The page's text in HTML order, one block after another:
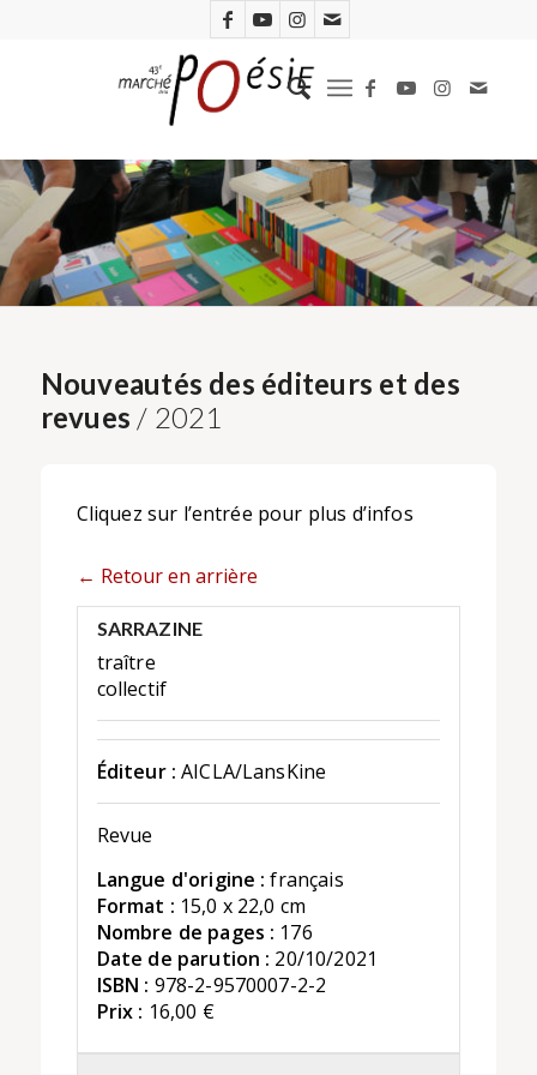
Nouveautés des éditeurs et des
revues / 2021
Cliquez sur l’entrée pour plus d’infos
← Retour en arrière
SARRAZINE
traître
collectif
Éditeur : AICLA/LansKine
Revue
Langue d'origine : français
Format : 15,0 x 22,0 cm
Nombre de pages : 176
Date de parution : 20/10/2021
ISBN : 978-2-9570007-2-2
Prix : 16,00 €